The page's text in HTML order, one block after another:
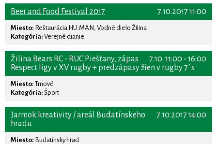
7.10.2017 11:00
Beer and Food Festival 2017
Miesto: Reštaurácia HU:MAN, Vodné dielo Žilina
Kategória: Verejné dianie
7.10. 11:00 - 16:00
Žilina Bears RC - RUC Piešťany, zápas
Respect ligy v XV rugby + predzápasy žien v rugby 7´s
Miesto: Trnové
Kategória: Šport
7.10.2017 14:00
Jarmok kreativity / areál Budatínskeho
hradu
Miesto: Budatínsky hrad